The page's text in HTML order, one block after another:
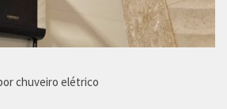
chuveiro elétrico